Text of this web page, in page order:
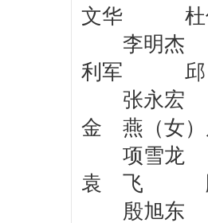
文华
李明杰
利军 邱 丽
张永
金 燕（女
项雪龙
袁 飞 顾
殷旭东